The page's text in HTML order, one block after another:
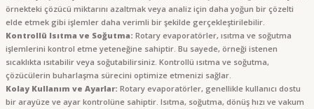
örnekteki çözücü miktarını azaltmak veya analiz için daha yoğun bir çözelti
elde etmek gibi işlemler daha verimli bir şekilde gerçekleştirilebilir.
Kontrollü Isıtma ve Soğutma: Rotary evaporatörler, ısıtma ve soğutma
işlemlerini kontrol etme yeteneğine sahiptir. Bu sayede, örneği istenen
sıcaklıkta ısıtabilir veya soğutabilirsiniz. Kontrollü ısıtma ve soğutma,
çözücülerin buharlaşma sürecini optimize etmenizi sağlar.
Kolay Kullanım ve Ayarlar: Rotary evaporatörler, genellikle kullanıcı dostu
bir arayüze ve ayar kontrolüne sahiptir. Isıtma, soğutma, dönüş hızı ve vakum